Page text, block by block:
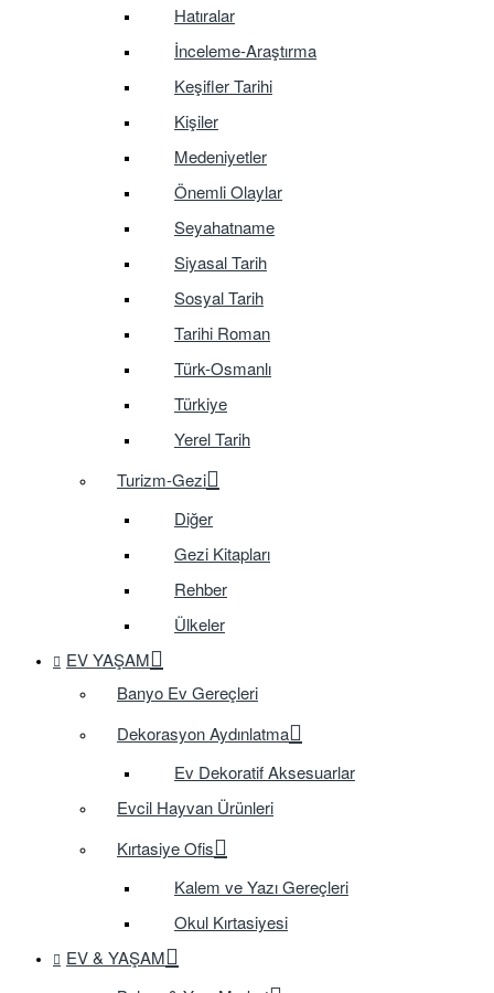
Hatıralar
İnceleme-Araştırma
Keşifler Tarihi
Kişiler
Medeniyetler
Önemli Olaylar
Seyahatname
Siyasal Tarih
Sosyal Tarih
Tarihi Roman
Türk-Osmanlı
Türkiye
Yerel Tarih
Turizm-Gezi
Diğer
Gezi Kitapları
Rehber
Ülkeler
EV YAŞAM
Banyo Ev Gereçleri
Dekorasyon Aydınlatma
Ev Dekoratif Aksesuarlar
Evcil Hayvan Ürünleri
Kırtasiye Ofis
Kalem ve Yazı Gereçleri
Okul Kırtasiyesi
EV & YAŞAM